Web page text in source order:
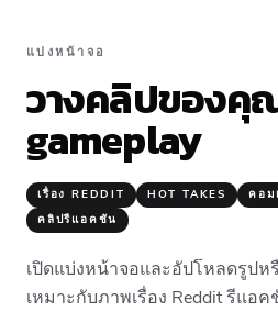
แบ่งหน้าจอ
วางคลิปของคุ
gameplay
เรื่อง REDDIT HOT TAKES
คอม
คลิปรีแอคชัน
เปิดแบ่งหน้าจอและอัปโหลดรูปห
เหมาะกับภาพเรื่อง Reddit รีแอ